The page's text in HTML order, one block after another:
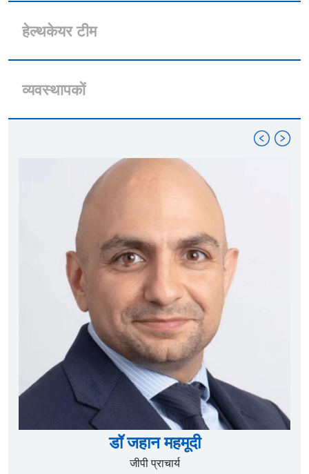
हेल्थकेयर टीम
व्यवस्थापकों
डॉ जहान महमूदी
जीपी प्राचार्य